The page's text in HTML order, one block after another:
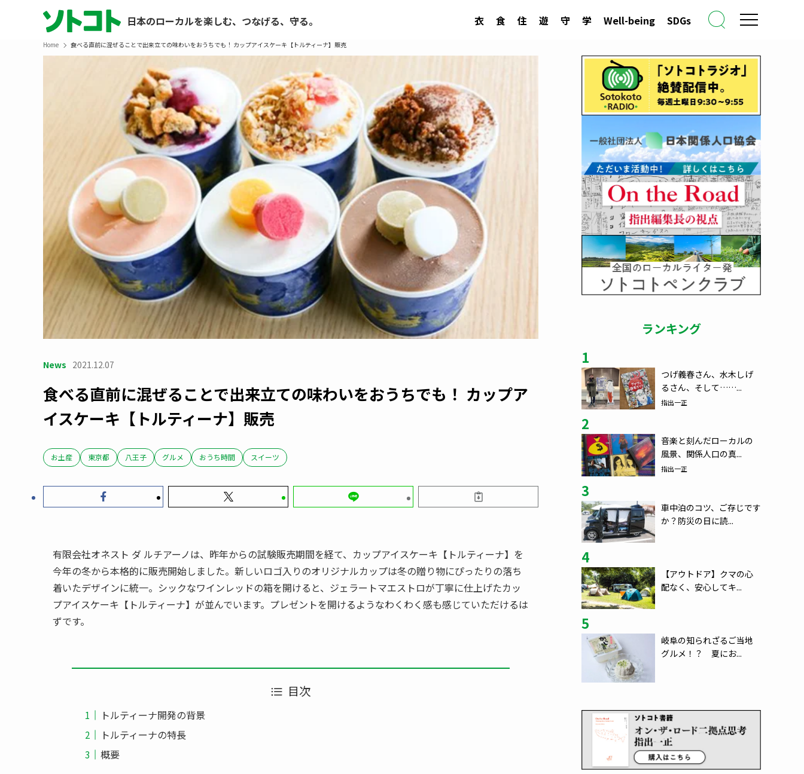
日本のローカルを楽しむ、つなげる、守る。 衣 食 住 遊 守 学 Well-being SDGs
Home 食べる直前に混ぜることで出来立ての味わいをおうちでも！ カップアイスケーキ【トルティーナ】販売
News 2021.12.07
食べる直前に混ぜることで出来立ての味わいをおうちでも！ カップア
イスケーキ【トルティーナ】販売
お土産 東京都 八王子 グルメ おうち時間 スイーツ
有限会社オネスト ダ ルチアーノは、昨年からの試験販売期間を経て、カップアイスケーキ【トルティーナ】を
今年の冬から本格的に販売開始しました。新しいロゴ入りのオリジナルカップは冬の贈り物にぴったりの落ち
着いたデザインに統一。シックなワインレッドの箱を開けると、ジェラートマエストロが丁寧に仕上げたカッ
プアイスケーキ【トルティーナ】が並んでいます。プレゼントを開けるようなわくわく感も感じていただけるは
ずです。
目次
トルティーナ開発の背景
トルティーナの特長
概要
ランキング
1
つげ義春さん、水木しげ
るさん、そして……...
指出一正
2
音楽と刻んだローカルの
風景、関係人口の真...
指出一正
3
車中泊のコツ、ご存じです
か？防災の日に読...
4
【アウトドア】クマの心
配なく、安心してキ...
5
岐阜の知られざるご当地
グルメ！？ 夏にお...